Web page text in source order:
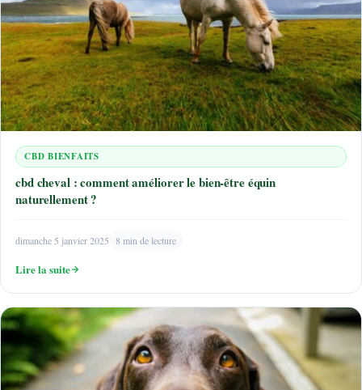
CBD BIENFAITS
cbd cheval : comment améliorer le bien-être équin
naturellement ?
dimanche 5 janvier 2025 8 min de lecture
Lire la suite